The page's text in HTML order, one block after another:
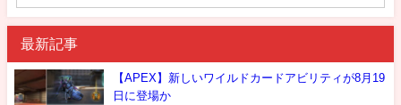
最新記事
【APEX】新しいワイルドカードアビリティが8月19
日に登場か